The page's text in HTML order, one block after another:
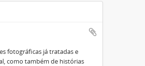
fotográficas já tratadas e
como também de histórias